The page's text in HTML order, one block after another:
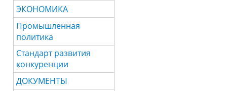
ЭКОНОМИКА
Промышленная
политика
Стандарт развития
конкуренции
ДОКУМЕНТЫ